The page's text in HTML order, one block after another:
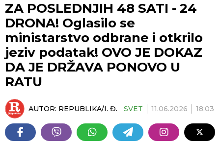
ZA POSLEDNJIH 48 SATI - 24
DRONA! Oglasilo se
ministarstvo odbrane i otkrilo
jeziv podatak! OVO JE DOKAZ
DA JE DRŽAVA PONOVO U
RATU
AUTOR: REPUBLIKA/I. Đ. SVET 11.06.2026 18:03